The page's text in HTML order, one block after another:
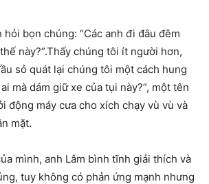
hỏi bọn chúng: “Các anh đi đâu đêm
này?”.Thấy chúng tôi ít người hơn,
sỏ quát lại chúng tôi một cách hung
mà dám giữ xe của tụi này?”, một tên
động máy cưa cho xích chạy vù vù và
mặt.
mình, anh Lâm bình tĩnh giải thích và
tuy không có phản ứng mạnh nhưng